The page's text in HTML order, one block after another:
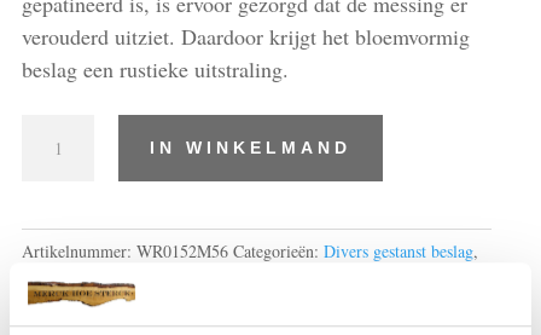
verouderd uitziet. Daardoor krijgt het bloemvormig
beslag een rustieke uitstraling.
gegoten/gestanst
IN WINKELMAND
Artikelnummer: WR0152M56 Categorieën: Divers gestanst beslag,
Ladetrekkers,Meubelbeslag